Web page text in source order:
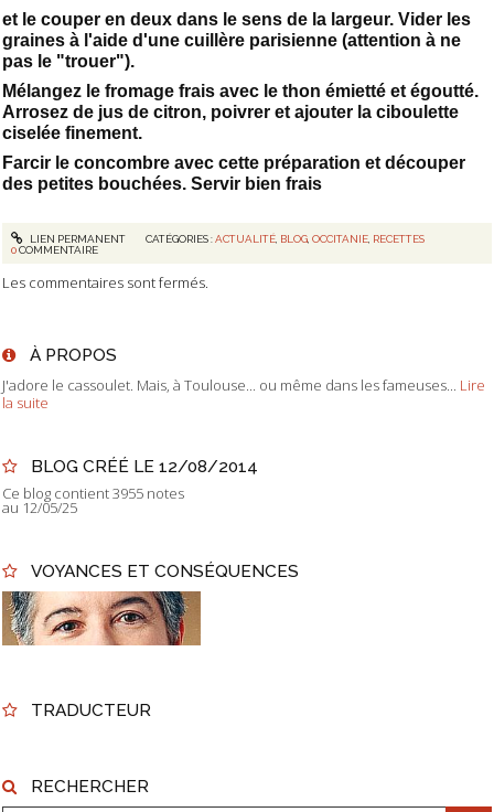
et le couper en deux dans le sens de la largeur. Vider les
graines à l'aide d'une cuillère parisienne (attention à ne
pas le "trouer").
Mélangez le fromage frais avec le thon émietté et égoutté.
Arrosez de jus de citron, poivrer et ajouter la ciboulette
ciselée finement.
Farcir le concombre avec cette préparation et découper
des petites bouchées. Servir bien frais
LIEN PERMANENT CATÉGORIES :ACTUALITÉ, BLOG, OCCITANIE, RECETTES
0COMMENTAIRE
Les commentaires sont fermés.
À PROPOS
J'adore le cassoulet. Mais, à Toulouse... ou même dans les fameuses...
Lire
la suite
BLOG CRÉÉ LE 12/08/2014
Ce blog contient 3955 notes
au 12/05/25
VOYANCES ET CONSÉQUENCES
TRADUCTEUR
RECHERCHER